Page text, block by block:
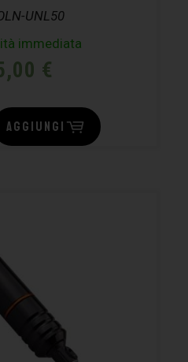
UNL50
immediata
€
AGGIUNGI